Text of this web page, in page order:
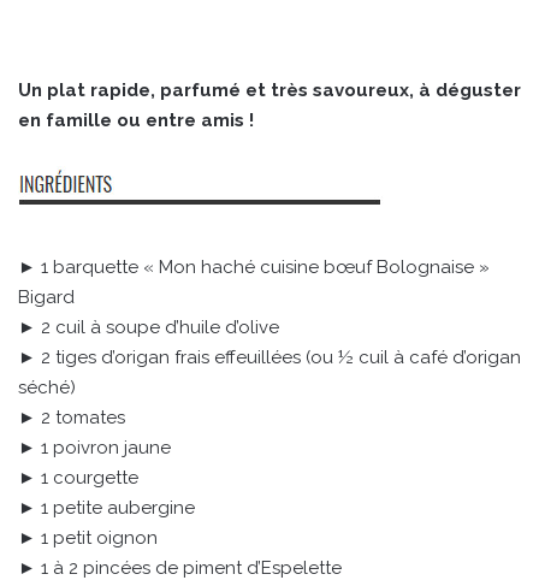
Un plat rapide, parfumé et très savoureux, à déguster
en famille ou entre amis !
► 1 barquette « Mon haché cuisine bœuf Bolognaise »
Bigard
► 2 cuil à soupe d’huile d’olive
► 2 tiges d’origan frais effeuillées (ou ½ cuil à café d’origan
séché)
► 2 tomates
► 1 poivron jaune
► 1 courgette
► 1 petite aubergine
► 1 petit oignon
► 1 à 2 pincées de piment d’Espelette